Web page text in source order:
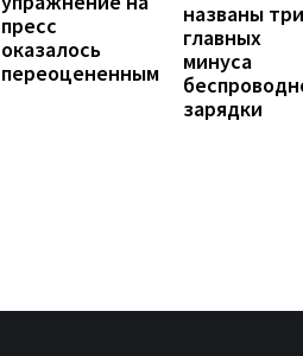
пресс
оказалось
переоцененным
названы три
главных
минуса
зарядки